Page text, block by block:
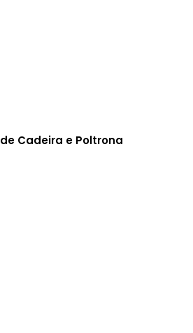
Cadeira e Poltrona